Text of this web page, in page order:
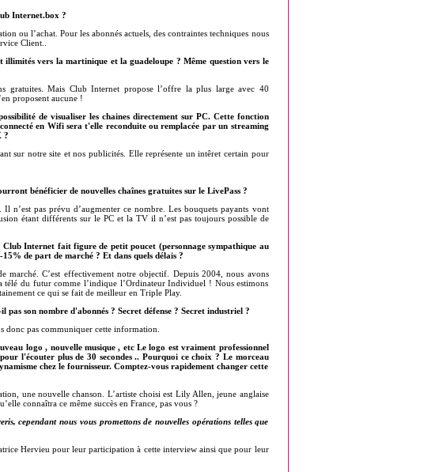
Internet.box ?
ou l’achat. Pour les abonnés actuels, des contraintes techniques nous
Client..
vers la martinique et la guadeloupe ? Même question vers le
gratuites. Mais Club Internet propose l’offre la plus large avec 40
proposent aucune !
de visualiser les chaines directement sur PC. Cette fonction
en Wifi sera t'elle reconduite ou remplacée par un streaming
?
sur notre site et nos publicités. Elle représente un intêret certain pour
bénéficier de nouvelles chaînes gratuites sur le LivePass ?
n’est pas prévu d’augmenter ce nombre. Les bouquets payants vont
étant différents sur le PC et la TV il n’est pas toujours possible de
Internet fait figure de petit poucet (personnage sympathique au
de part de marché ? Et dans quels délais ?
marché. C’est effectivement notre objectif. Depuis 2004, nous avons
télé du futur comme l’indique l’Ordinateur Individuel ! Nous estimons
ce qui se fait de meilleur en Triple Play.
son nombre d'abonnés ? Secret défense ? Secret industriel ?
donc pas communiquer cette information.
logo , nouvelle musique , etc Le logo est vraiment professionnel
l'écouter plus de 30 secondes .. Pourquoi ce choix ? Le morceau
chez le fournisseur. Comptez-vous rapidement changer cette
une nouvelle chanson. L’artiste choisi est Lily Allen, jeune anglaise
connaîtra ce même succès en France, pas vous ?
cependant nous vous promettons de nouvelles opérations telles que
Hervieu pour leur participation à cette interview ainsi que pour leur